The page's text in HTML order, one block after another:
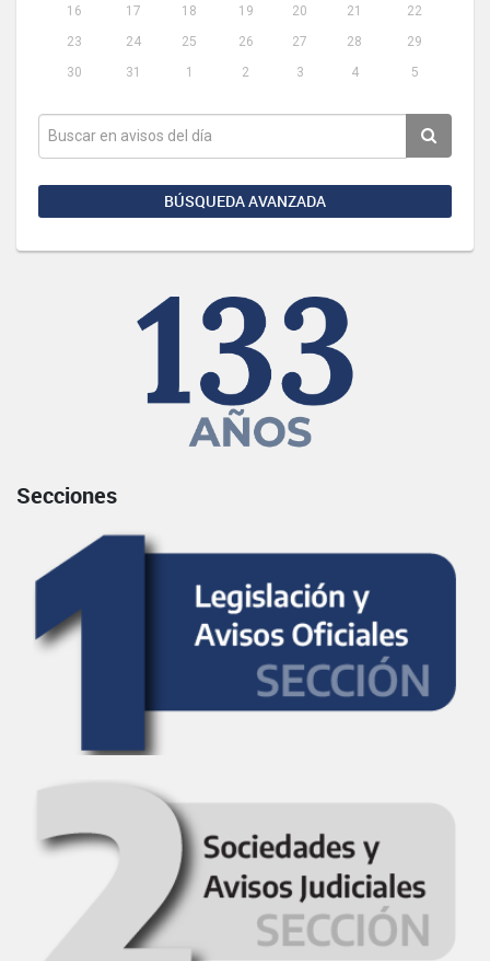
16
17 18 19 20 21
22
23
24 25 26 27 28
29
30
31 1 2 3 4 5
BÚSQUEDA AVANZADA
Secciones